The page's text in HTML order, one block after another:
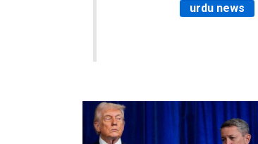
urdu news